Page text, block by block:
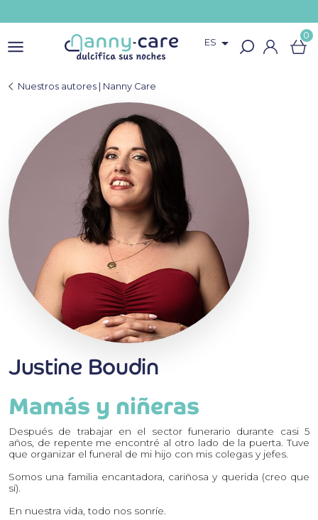
ES  0
Nuestros autores | Nanny Care
Justine Boudin
Mamás y niñeras
Después de trabajar en el sector funerario durante casi 5
años, de repente me encontré al otro lado de la puerta. Tuve
que organizar el funeral de mi hijo con mis colegas y jefes.
Somos una familia encantadora, cariñosa y querida (creo que
sí).
En nuestra vida, todo nos sonríe.